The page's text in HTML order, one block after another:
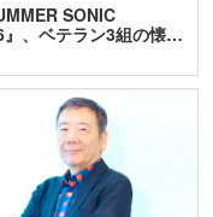
SONIC
』、ベテラン3組の懐…